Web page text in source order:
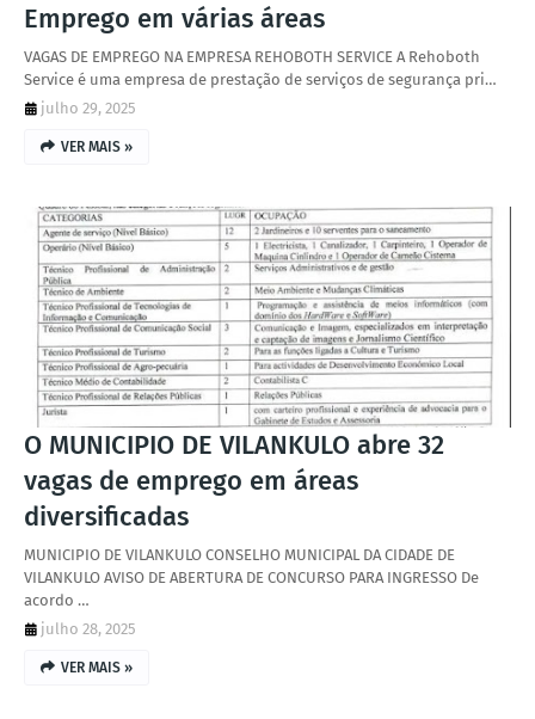
Emprego em várias áreas
VAGAS DE EMPREGO NA EMPRESA REHOBOTH SERVICE A Rehoboth
Service é uma empresa de prestação de serviços de segurança pri…
julho 29, 2025
VER MAIS »
O MUNICIPIO DE VILANKULO abre 32
vagas de emprego em áreas
diversificadas
MUNICIPIO DE VILANKULO CONSELHO MUNICIPAL DA CIDADE DE
VILANKULO AVISO DE ABERTURA DE CONCURSO PARA INGRESSO De
acordo …
julho 28, 2025
VER MAIS »